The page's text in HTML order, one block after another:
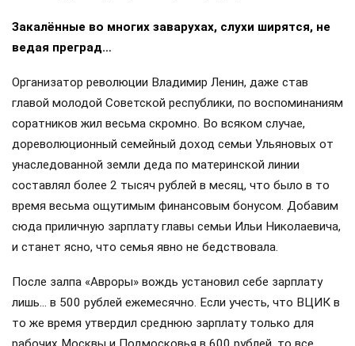
Закалённые во многих заварухах, слухи ширятся, не
ведая преград…
Организатор революции Владимир Ленин, даже став
главой молодой Советской республики, по воспоминаниям
соратников жил весьма скромно. Во всяком случае,
дореволюционный семейный доход семьи Ульяновых от
унаследованной земли деда по материнской линии
составлял более 2 тысяч рублей в месяц, что было в то
время весьма ощутимым финансовым бонусом. Добавим
сюда приличную зарплату главы семьи Ильи Николаевича,
и станет ясно, что семья явно не бедствовала.
После залпа «Авроры» вождь установил себе зарплату
лишь… в 500 рублей ежемесячно. Если учесть, что ВЦИК в
то же время утвердил среднюю зарплату только для